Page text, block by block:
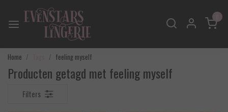
Home feeling myself
Producten getagd met feeling myself
Filters